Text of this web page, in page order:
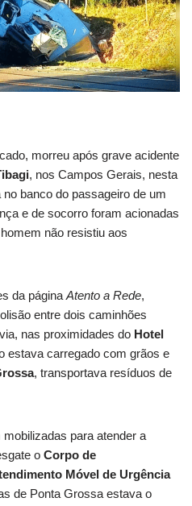
morreu após grave acidente
, nos Campos Gerais, nesta
banco do passageiro de um
e de socorro foram acionadas
não resistiu aos
da página Atento a Rede,
entre dois caminhões
nas proximidades do Hotel
estava carregado com grãos e
, transportava resíduos de
para atender a
o Corpo de
Móvel de Urgência
de Ponta Grossa estava o